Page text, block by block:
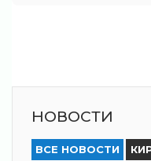
НОВОСТИ
ВСЕ НОВОСТИ